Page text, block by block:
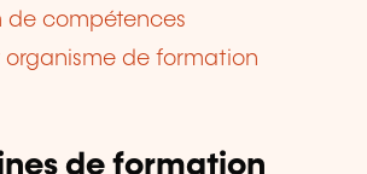
de compétences
organisme de formation
de formation